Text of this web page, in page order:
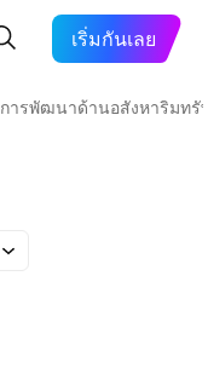
เริ่มกันเลย
การพัฒนาด้านอสังหาริมทรั